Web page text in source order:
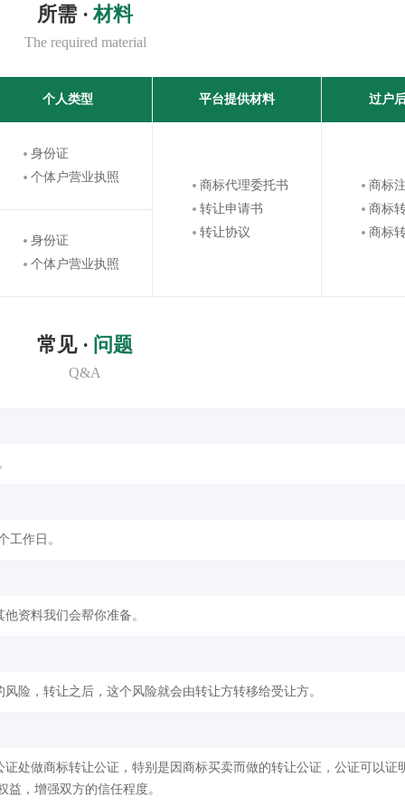
所需 · 材料
The required material
个人类型 平台提供材料 过户
身份证
个体户营业执照
商标代理委托书
转让申请书
转让协议
商标
商标
商标
身份证
个体户营业执照
常见 · 问题
Q&A
工作日。
资料我们会帮你准备。
险，转让之后，这个风险就会由转让方转移给受让方。
处做商标转让公证，特别是因商标买卖而做的转让公证，公证可以证
，增强双方的信任程度。